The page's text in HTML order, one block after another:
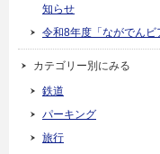
知らせ
令和8年度「ながでん
カテゴリー別にみる
鉄道
パーキング
旅行